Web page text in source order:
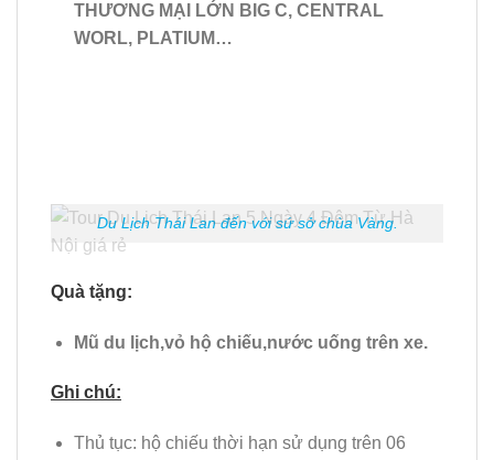
THƯƠNG MẠI LỚN BIG C, CENTRAL
WORL, PLATIUM…
Du Lịch Thái Lan đến với sứ sở chùa Vàng.
Quà tặng:
Mũ du lịch,vỏ hộ chiếu,nước uống trên xe.
Ghi chú:
Thủ tục: hộ chiếu thời hạn sử dụng trên 06